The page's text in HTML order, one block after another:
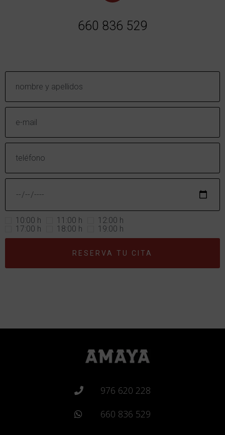
660 836 529
10:00 h 11:00 h
12:00 h
17:00 h
18:00 h 19:00 h
RESERVA TU CITA
976 620 228
660 836 529